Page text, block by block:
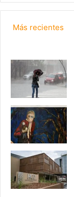
Más recientes